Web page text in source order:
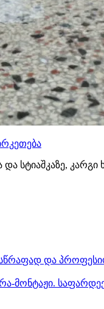
და სტიაშკაზე,
სწრაფად და
მონტაჟი.